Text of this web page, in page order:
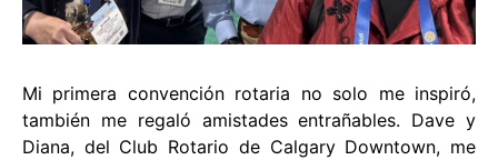
Mi primera convención rotaria no solo me inspiró,
también me regaló amistades entrañables. Dave y
Diana, del Club Rotario de Calgary Downtown, me